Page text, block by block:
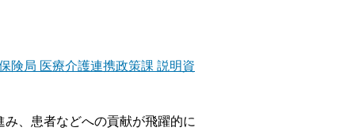
険局 医療介護連携政策課 説明資
、患者などへの貢献が飛躍的に